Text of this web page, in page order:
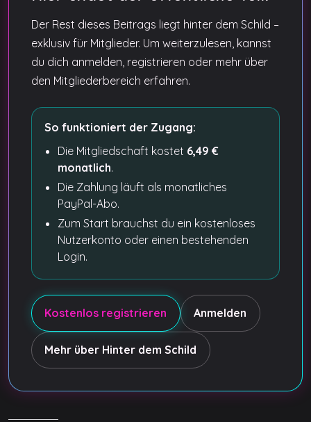
Der Rest dieses Beitrags liegt hinter dem Schild –
exklusiv für Mitglieder. Um weiterzulesen, kannst
du dich anmelden, registrieren oder mehr über
den Mitgliederbereich erfahren.
So funktioniert der Zugang:
Die Mitgliedschaft kostet 6,49 €
monatlich.
Die Zahlung läuft als monatliches
PayPal-Abo.
Zum Start brauchst du ein kostenloses
Nutzerkonto oder einen bestehenden
Login.
Kostenlos registrieren Anmelden
Mehr über Hinter dem Schild